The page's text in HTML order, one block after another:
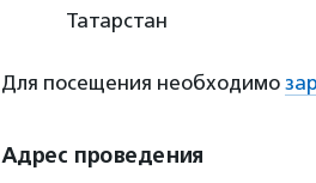
Татарстан
Для посещения необходимо
Адрес проведения